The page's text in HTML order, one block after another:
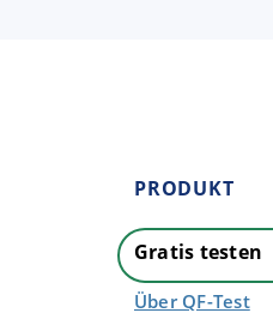
PRODUKT
Gratis testen
Über QF-Test